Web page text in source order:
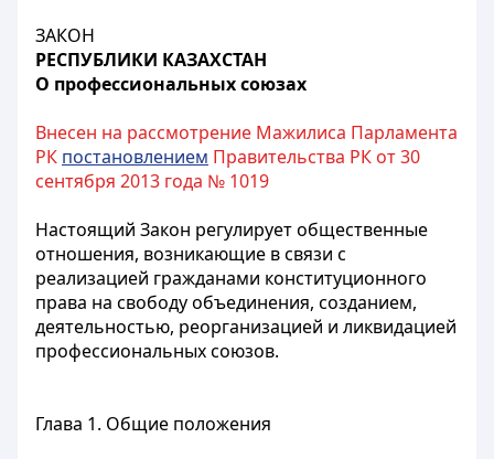
ЗАКОН
РЕСПУБЛИКИ КАЗАХСТАН
О профессиональных союзах
Внесен на рассмотрение Мажилиса Парламента
РК постановлением Правительства РК от 30
сентября 2013 года № 1019
Настоящий Закон регулирует общественные
отношения, возникающие в связи с
реализацией гражданами конституционного
права на свободу объединения, созданием,
деятельностью, реорганизацией и ликвидацией
профессиональных союзов.
Глава 1. Общие положения